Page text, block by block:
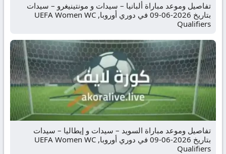
تفاصيل وموعد مباراة ألبانيا – سيدات و مونتينيغرو – سيدات
بتاريخ 2026-06-09 في دوري أوروبا, UEFA Women WC
Qualifiers
تفاصيل وموعد مباراة السويد – سيدات و إيطاليا – سيدات
بتاريخ 2026-06-09 في دوري أوروبا, UEFA Women WC
Qualifiers